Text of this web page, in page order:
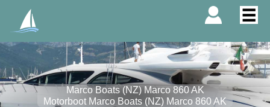
Marco Boats (NZ) Marco 860 AK
Motorboot Marco Boats (NZ) Marco 860 AK